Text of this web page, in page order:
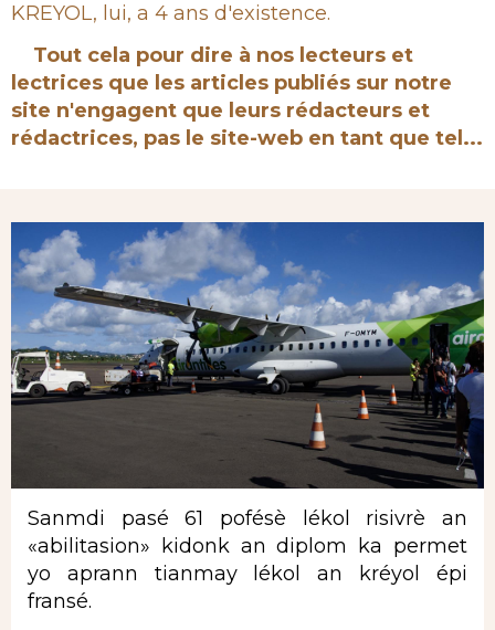
KREYOL, lui, a 4 ans d'existence.
Tout cela pour dire à nos lecteurs et
lectrices que les articles publiés sur notre
site n'engagent que leurs rédacteurs et
rédactrices, pas le site-web en tant que tel...
Sanmdi pasé 61 pofésè lékol risivrè an
«abilitasion» kidonk an diplom ka permet
yo aprann tianmay lékol an kréyol épi
fransé.